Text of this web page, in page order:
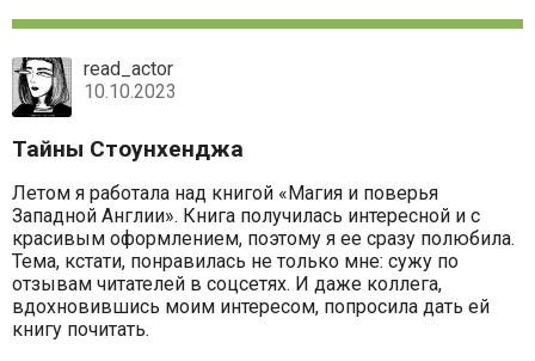
read_actor
10.10.2023
Тайны Стоунхенджа
Летом я работала над книгой «Магия и поверья
Западной Англии». Книга получилась интересной и с
красивым оформлением, поэтому я ее сразу полюбила.
Тема, кстати, понравилась не только мне: сужу по
отзывам читателей в соцсетях. И даже коллега,
вдохновившись моим интересом, попросила дать ей
книгу почитать.